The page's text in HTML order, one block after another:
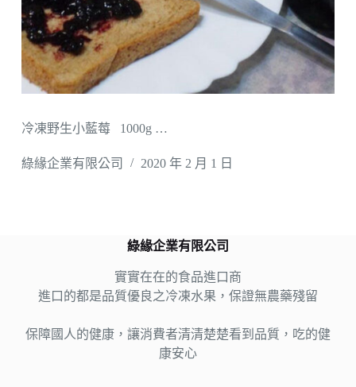
冷凍野生小藍莓 1000g …
綠緣企業有限公司 2020 年 2 月 1 日
綠緣企業有限公司
實實在在的食品進口商
進口的都是品質優良之冷凍水果，保證無農藥殘留
保障國人的健康，讓消費者清清楚楚看到品質，吃的健
康安心